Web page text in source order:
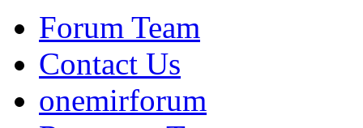
Forum Team
Contact Us
onemirforum